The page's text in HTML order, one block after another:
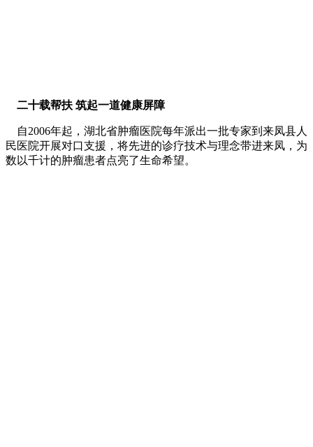
二十载帮扶 筑起一道健康屏障
自2006年起，湖北省肿瘤医院每年派出一批专家到来凤县人
民医院开展对口支援，将先进的诊疗技术与理念带进来凤，为
数以千计的肿瘤患者点亮了生命希望。